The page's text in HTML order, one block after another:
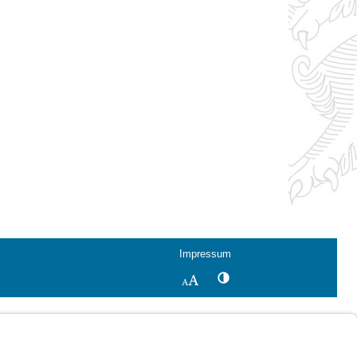
Impressum
SchriftgrößeKontrastwechsel